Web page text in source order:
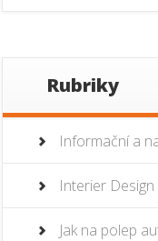
Rubriky
Informační a
Interier Design
Jak na polep